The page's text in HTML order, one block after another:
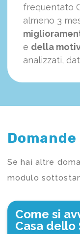
frequentato
almeno 3
e della
analizzati,
Se hai altre
modulo
Come si
Casa dello